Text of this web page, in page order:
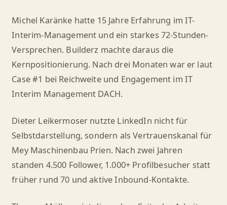
Michel Karänke hatte 15 Jahre Erfahrung im IT-
Interim-Management und ein starkes 72-Stunden-
Versprechen. Builderz machte daraus die
Kernpositionierung. Nach drei Monaten war er laut
Case #1 bei Reichweite und Engagement im IT
Interim Management DACH.
Dieter Leikermoser nutzte LinkedIn nicht für
Selbstdarstellung, sondern als Vertrauenskanal für
Mey Maschinenbau Prien. Nach zwei Jahren
standen 4.500 Follower, 1.000+ Profilbesucher statt
früher rund 70 und aktive Inbound-Kontakte.